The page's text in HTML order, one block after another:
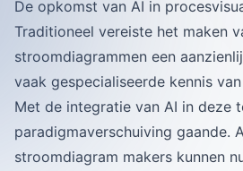
De opkomst van AI in
Traditioneel vereiste het maken
stroomdiagrammen een
vaak gespecialiseerde kennis
Met de integratie van AI in deze
paradigmaverschuiving gaande.
stroomdiagram makers kunnen